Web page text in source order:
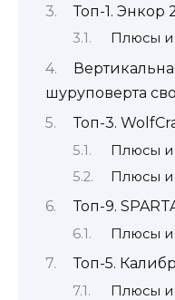
Топ-1. Энкор
Плюсы
шуруповерта
Топ-3.
Плюсы и
Плюсы и
Топ-9.
Плюсы и
Топ-5.
Плюсы и